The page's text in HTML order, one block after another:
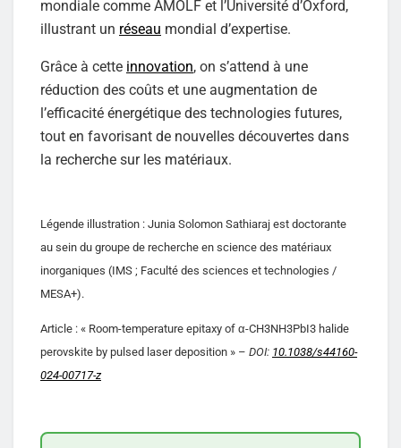
mondiale comme AMOLF et l’Université d’Oxford,
illustrant un réseau mondial d’expertise.
Grâce à cette innovation, on s’attend à une
réduction des coûts et une augmentation de
l’efficacité énergétique des technologies futures,
tout en favorisant de nouvelles découvertes dans
la recherche sur les matériaux.
Légende illustration : Junia Solomon Sathiaraj est doctorante
au sein du groupe de recherche en science des matériaux
inorganiques (IMS ; Faculté des sciences et technologies /
MESA+).
Article : « Room-temperature epitaxy of α-CH3NH3PbI3 halide
perovskite by pulsed laser deposition » – DOI: 10.1038/s44160-
024-00717-z